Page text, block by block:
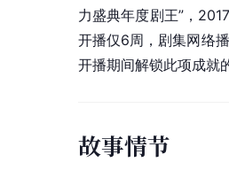
力盛典年度剧王”，
开播仅6周，剧集网络
开播期间解锁此项成就
故事情节